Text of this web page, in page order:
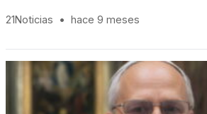
21Noticias • hace 9 meses